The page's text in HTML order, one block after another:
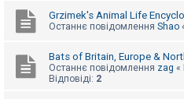
Grzimek's Animal Life
Останнє повідомлення Shao
Bats of Britain, Europe &
Останнє повідомлення zag «
Відповіді: 2